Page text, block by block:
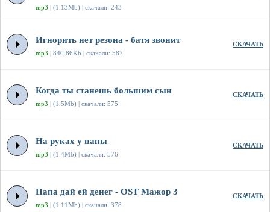
mp3 | (1.13Mb) | скачали: 243
Игнорить нет резона - батя звонит
mp3 | 840.86Kb | скачали: 587
СКАЧАТЬ
Когда ты станешь большим сын
mp3 | (1.5Mb) | скачали: 575
СКАЧАТЬ
На руках у папы
mp3 | (1.4Mb) | скачали: 576
СКАЧАТЬ
Папа дай ей денег - OST Мажор 3
mp3 | (1.11Mb) | скачали: 378
СКАЧАТЬ